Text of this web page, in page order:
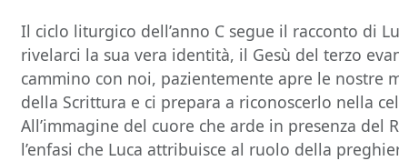
Il ciclo liturgico dell’anno C segue il racconto di
rivelarci la sua vera identità, il Gesù del terzo
cammino con noi, pazientemente apre le nostre
della Scrittura e ci prepara a riconoscerlo nella
All’immagine del cuore che arde in presenza del
l’enfasi che Luca attribuisce al ruolo della